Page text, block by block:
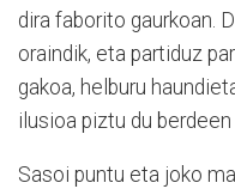
dira faborito gaurkoan.
oraindik, eta partiduz
gakoa, helburu
ilusioa piztu du
Sasoi puntu eta joko